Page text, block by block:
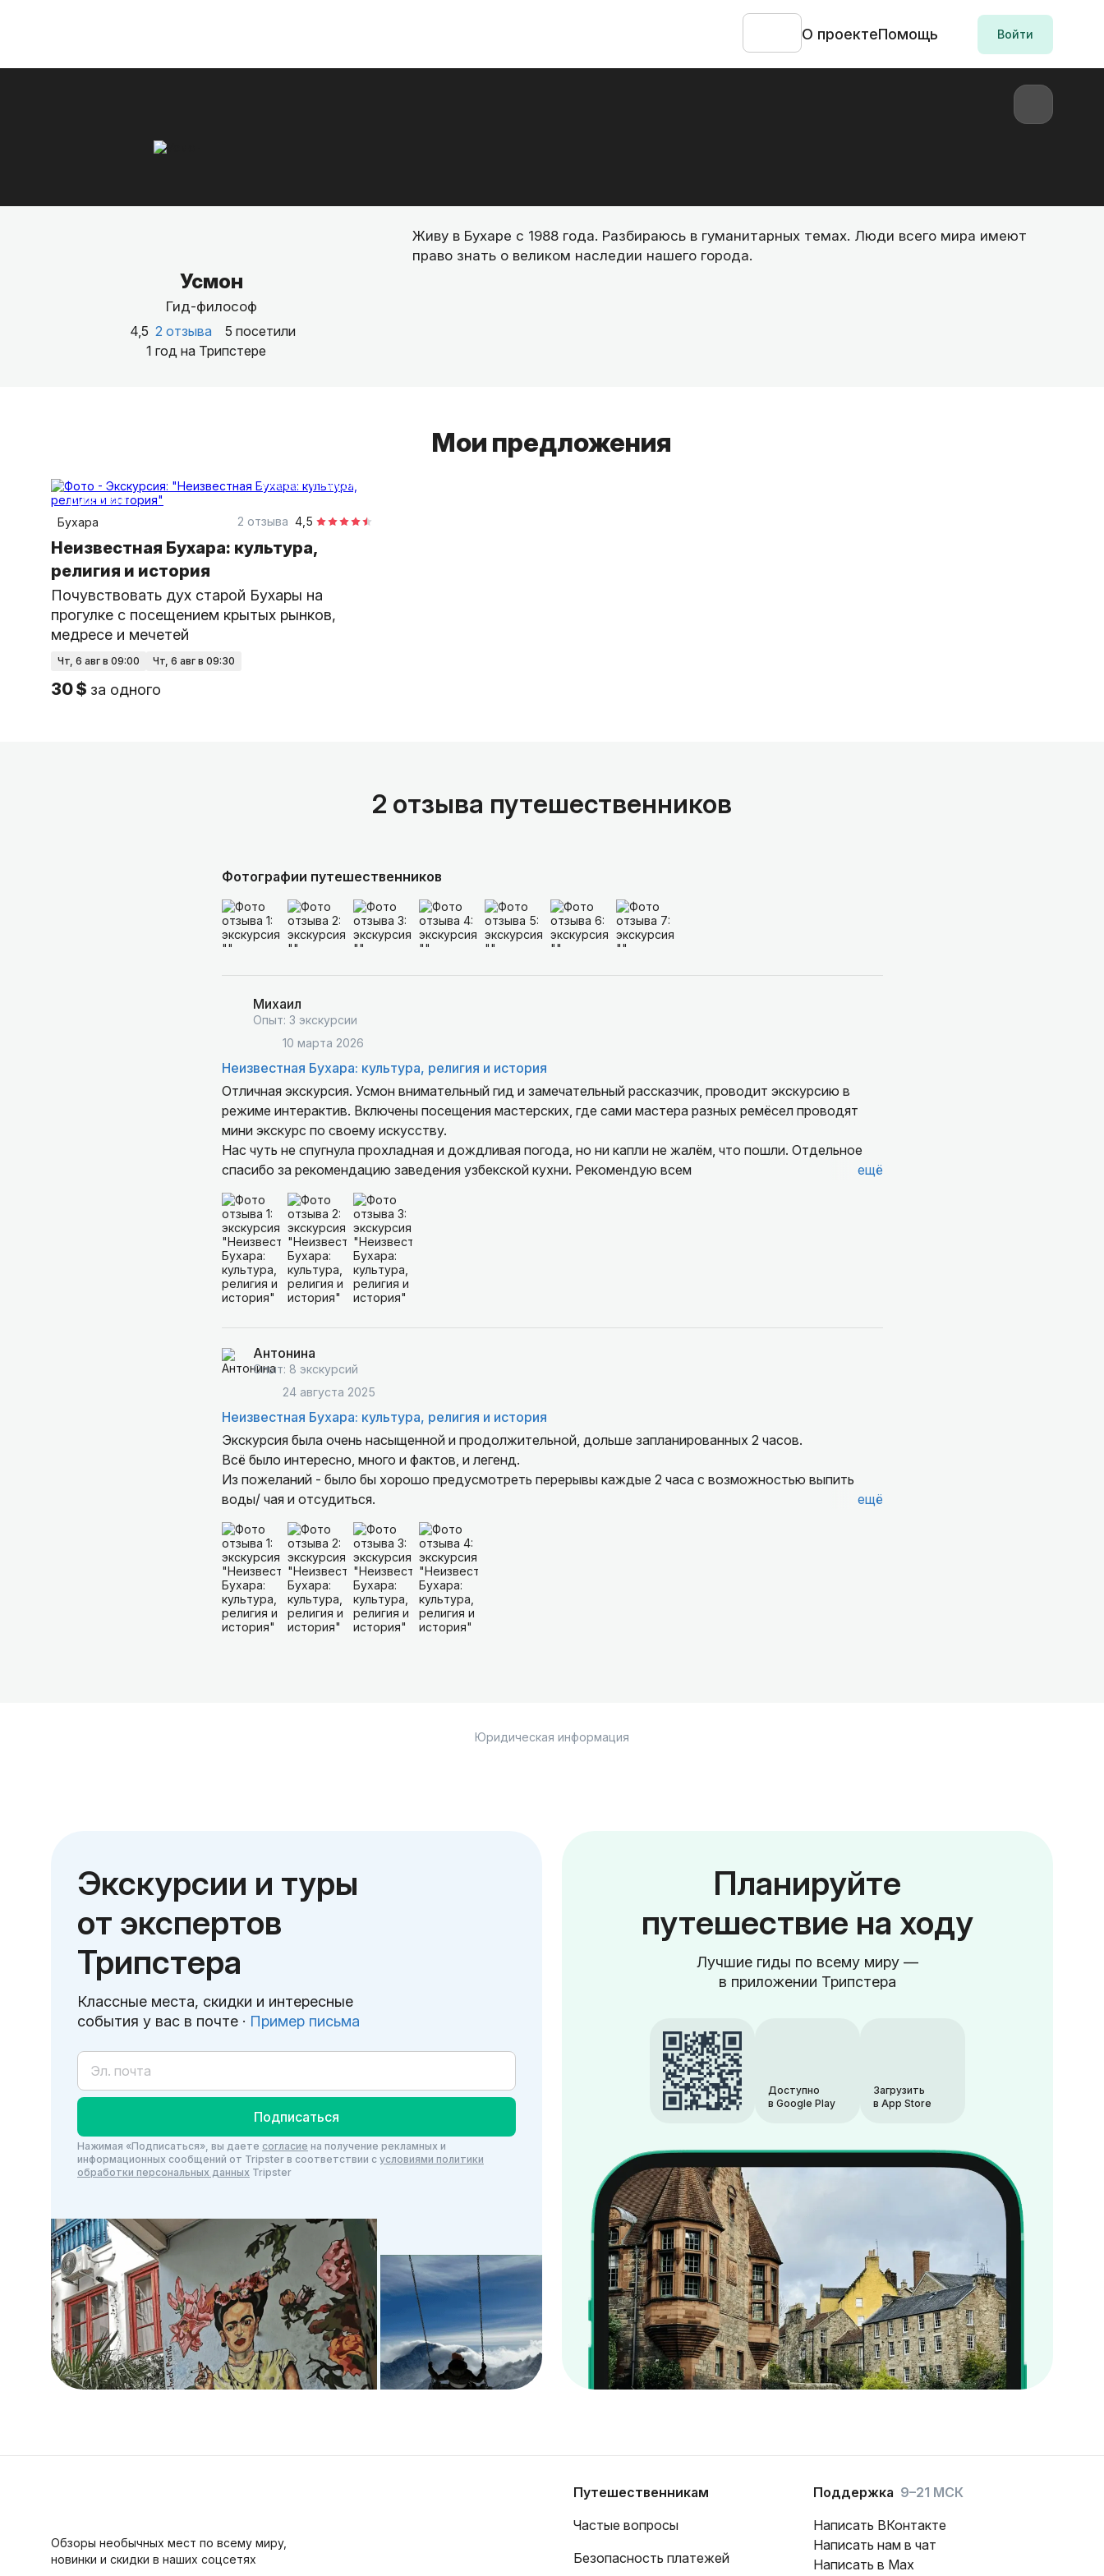
О проектеПомощь Войти
Усмон
Гид-философ
4,5 2 отзыва
5 посетили
1 год на Трипстере
Живу в Бухаре с 1988 года. Разбираюсь в гуманитарных темах. Люди всего мира имеют
право знать о великом наследии нашего города.
Мои предложения
4 часа
пешком
групповая
Бухара
4,5
2 отзыва
Неизвестная Бухара: культура,
религия и история
Почувствовать дух старой Бухары на
прогулке с посещением крытых рынков,
медресе и мечетей
чт, 6 авг в 09:00 чт, 6 авг в 09:30
30 $ за одного
2 отзыва путешественников
Фотографии путешественников
Михаил
Опыт: 3 экскурсии
10 марта 2026
Неизвестная Бухара: культура, религия и история
Отличная экскурсия. Усмон внимательный гид и замечательный рассказчик, проводит экскурсию в
режиме интерактив. Включены посещения мастерских, где сами мастера разных ремёсел проводят
мини экскурс по своему искусству.
Нас чуть не спугнула прохладная и дождливая погода, но ни капли не жалём, что пошли. Отдельное
спасибо за рекомендацию заведения узбекской кухни. Рекомендую всем
ещё
Антонина
Опыт: 8 экскурсий
24 августа 2025
Неизвестная Бухара: культура, религия и история
Экскурсия была очень насыщенной и продолжительной, дольше запланированных 2 часов.
Всё было интересно, много и фактов, и легенд.
Из пожеланий - было бы хорошо предусмотреть перерывы каждые 2 часа с возможностью выпить
воды/ чая и отсудиться.
ещё
Юридическая информация
Экскурсии и туры
от экспертов
Трипстера
Классные места, скидки и интересные
события у вас в почте · Пример письма
Подписаться
Нажимая «Подписаться», вы даете согласие на получение рекламных и
информационных сообщений от Tripster в соответствии c условиями политики
обработки персональных данных Tripster
Планируйте
путешествие на ходу
Лучшие гиды по всему миру —
в приложении Трипстера
Доступно
в Google Play
Загрузить
в App Store
Обзоры необычных мест по всему миру,
новинки и скидки в наших соцсетях
Путешественникам
Частые вопросы
Безопасность платежей
Поддержка 9–21 МСК
Написать ВКонтакте
Написать нам в чат
Написать в Max